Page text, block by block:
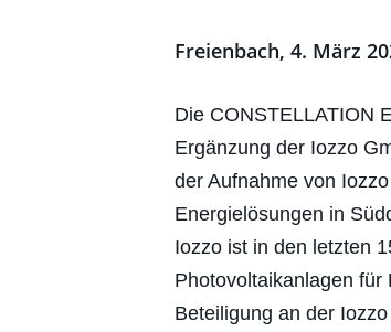
Freienbach, 4. März
Die CONSTELLATION
Ergänzung der Iozzo
der Aufnahme von
Energielösungen in
Iozzo ist in den letzten
Photovoltaikanlagen
Beteiligung an der